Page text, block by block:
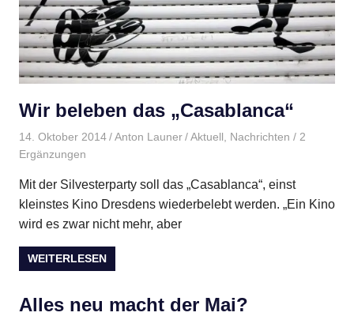
Wir beleben das „Casablanca“
14. Oktober 2014 Anton Launer Aktuell Nachrichten / 2
Ergänzungen
Mit der Silvesterparty soll das „Casablanca“, einst
kleinstes Kino Dresdens wiederbelebt werden. „Ein Kino
wird es zwar nicht mehr, aber
WEITERLESEN
Alles neu macht der Mai?